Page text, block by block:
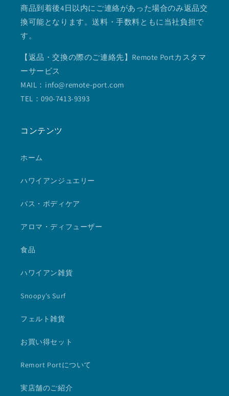
商品到着後4日以内にご連絡があった場合のみ返品交
換可能となります。送料・手数料ともに当社負担で
す。
【返品・交換の際のご連絡先】Remote Portカスタマ
ーサービス
MAIL：info@remote-port.com
TEL：090-7413-9393
コンテンツ
ホーム
ハワイアンジュエリー
バス・ボディケア
アロマ・ディフューザー
食品
ハワイアン雑貨
Snoopy's Surf
フェルト雑貨
お買い得セット
Remort Portについて
実店舗のご紹介